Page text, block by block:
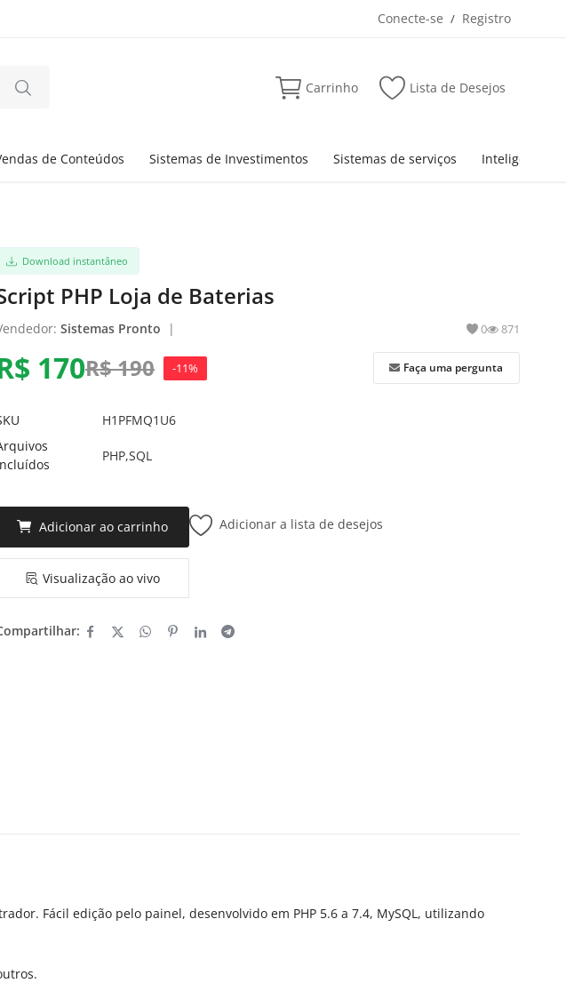
Conecte-se / Registro
Carrinho Lista de Desejos
de Conteúdos Sistemas de Investimentos Sistemas de serviços Inteligência
Download instantâneo
PHP Loja de Baterias
Sistemas Pronto | 0 871
170R$ 190 -11% Faça uma pergunta
H1PFMQ1U6
PHP,SQL
Adicionar ao carrinho Adicionar a lista de desejos
Visualização ao vivo
Fácil edição pelo painel, desenvolvido em PHP 5.6 a 7.4, MySQL, utilizando